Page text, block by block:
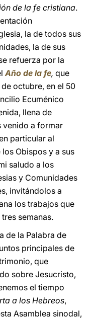
de la fe cristiana.
la de todos sus
la de sus
refuerza por la
Año de la fe, que
octubre, en el 50
Ecuménico
llena de
venido a formar
particular al
Obispos y a sus
saludo a los
y Comunidades
invitándolos a
los trabajos que
semanas.
de la Palabra de
principales de
que
sobre Jesucristo,
el tiempo
a los Hebreos,
Asamblea sinodal,